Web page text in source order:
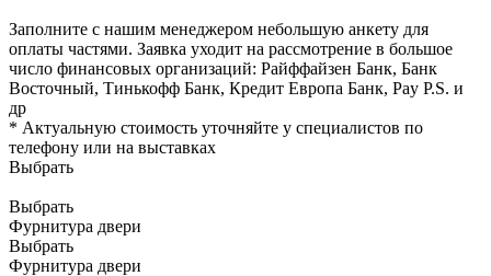
Заполните с нашим менеджером небольшую анкету для
оплаты частями. Заявка уходит на рассмотрение в большое
число финансовых организаций: Райффайзен Банк, Банк
Восточный, Тинькофф Банк, Кредит Европа Банк, Pay P.S. и
др
* Актуальную стоимость уточняйте у специалистов по
телефону или на выставках
Выбрать
Выбрать
Фурнитура двери
Выбрать
Фурнитура двери